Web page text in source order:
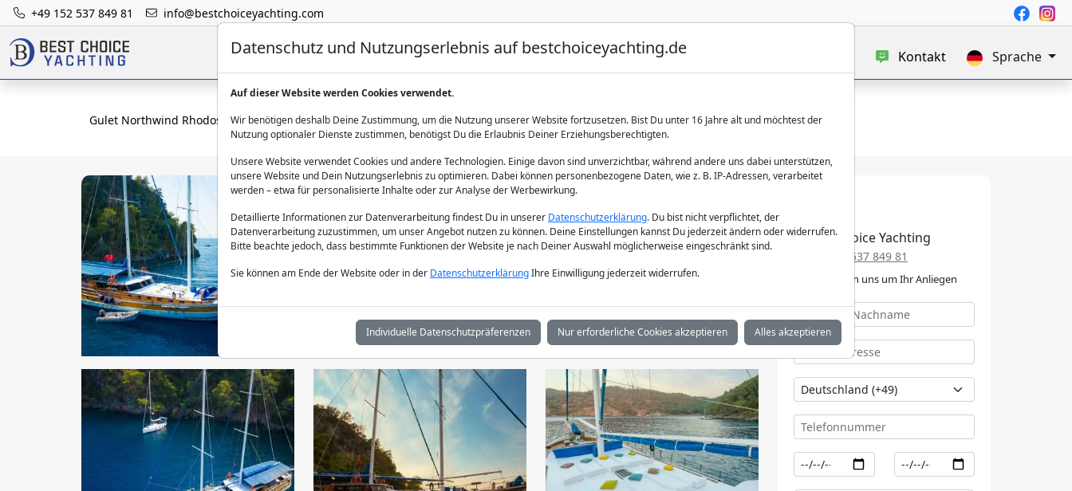
+49 152 537 849 81 info@bestchoiceyachting.com
Luxus Yacht Charter Yacht Charter Yacht Verkauf Kontakt Sprache
Gulet Northwind Rhodos - Blaue Reise ab Rhodos 28m Charter
Best Choice Yachting
+49 152 537 849 81
Wir kümmern uns um Ihr Anliegen
Datenschutz und Nutzungserlebnis auf bestchoiceyachting.de
Auf dieser Website werden Cookies verwendet.
Wir benötigen deshalb Deine Zustimmung, um die Nutzung unserer Website fortzusetzen. Bist Du unter 16 Jahre alt und möchtest der
Nutzung optionaler Dienste zustimmen, benötigst Du die Erlaubnis Deiner Erziehungsberechtigten.
Unsere Website verwendet Cookies und andere Technologien. Einige davon sind unverzichtbar, während andere uns dabei unterstützen,
unsere Website und Dein Nutzungserlebnis zu optimieren. Dabei können personenbezogene Daten, wie z. B. IP-Adressen, verarbeitet
werden – etwa für personalisierte Inhalte oder zur Analyse der Werbewirkung.
Detaillierte Informationen zur Datenverarbeitung findest Du in unserer Datenschutzerklärung. Du bist nicht verpflichtet, der
Datenverarbeitung zuzustimmen, um unser Angebot nutzen zu können. Deine Einstellungen kannst Du jederzeit ändern oder widerrufen.
Bitte beachte jedoch, dass bestimmte Funktionen der Website je nach Deiner Auswahl möglicherweise eingeschränkt sind.
Sie können am Ende der Website oder in der DatenschutzerklärungIhre Einwilligung jederzeit widerrufen.
Individuelle Datenschutzpräferenzen Nur erforderliche Cookies akzeptieren Alles akzeptieren